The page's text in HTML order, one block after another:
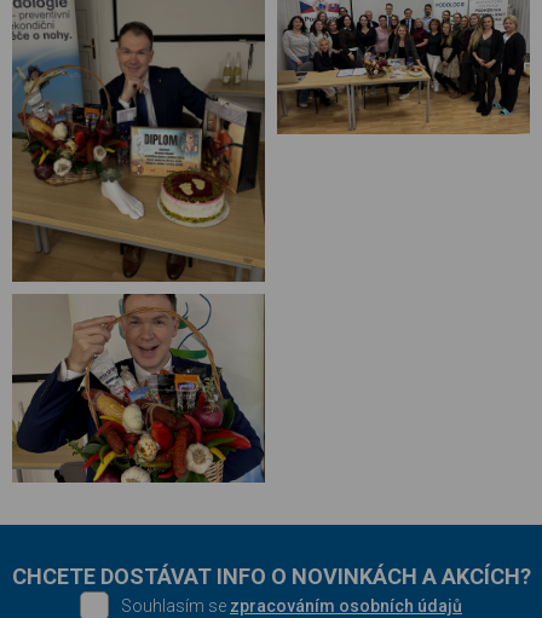
CHCETE DOSTÁVAT INFO O NOVINKÁCH A AKCÍCH?
Souhlasím se zpracováním osobních údajů